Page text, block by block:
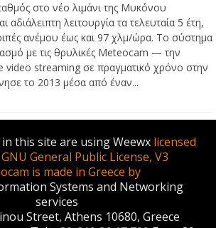
στο νέο λιμάνι της Μυκόνου
αδιάλειπτη λειτουργία τα τελευταία 5 έτη,
ανέμου έως και 97 χλμ/ώρα. Το σύστημα
με τις θρυλικές Meteocam — την
video streaming σε πραγματικό χρόνο στην
το 2013 μέσα από έναν...
this site are using Weewx licensed
General Public License, V3
is made in Greece by
Systems and Networking
services
Street, Athens 10680, Greece